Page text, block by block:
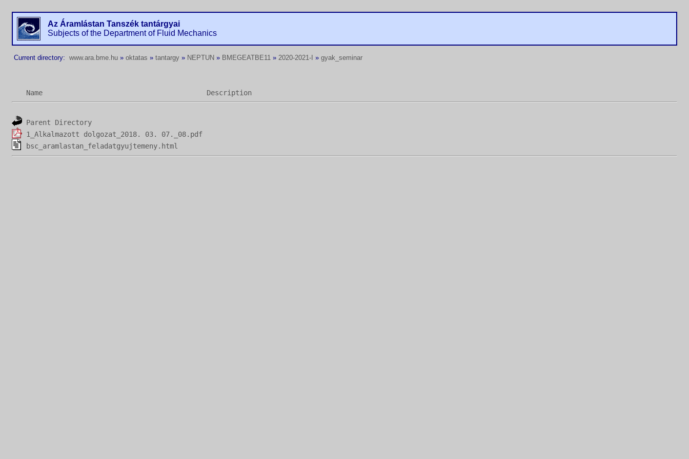
Az Áramlástan Tanszék tantárgyai
Subjects of the Department of Fluid Mechanics
Current directory: www.ara.bme.hu » oktatas » tantargy » NEPTUN » BMEGEATBE11 » 2020-2021-I » gyak_seminar
Name Description
Parent Directory
1_Alkalmazott dolgozat_2018. 03. 07._08.pdf
bsc_aramlastan_feladatgyujtemeny.html